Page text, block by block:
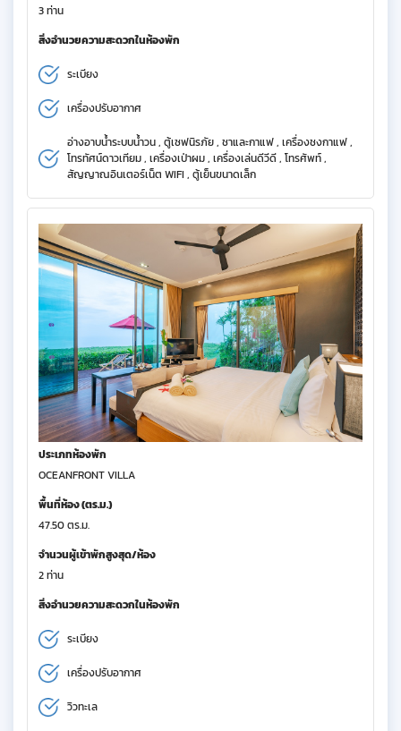
3 ท่าน
สิ่งอำนวยความสะดวกในห้องพัก
ระเบียง
เครื่องปรับอากาศ
อ่างอาบน้ำระบบน้ำวน , ตู้เซฟนิรภัย , ชาและกาแฟ , เครื่องชงกาแฟ ,
โทรทัศน์ดาวเทียม , เครื่องเป่าผม , เครื่องเล่นดีวีดี , โทรศัพท์ ,
สัญญาณอินเตอร์เน็ต WIFI , ตู้เย็นขนาดเล็ก
ประเภทห้องพัก
OCEANFRONT VILLA
พื้นที่ห้อง (ตร.ม.)
47.50 ตร.ม.
จำนวนผู้เข้าพักสูงสุด/ห้อง
2 ท่าน
สิ่งอำนวยความสะดวกในห้องพัก
ระเบียง
เครื่องปรับอากาศ
วิวทะเล